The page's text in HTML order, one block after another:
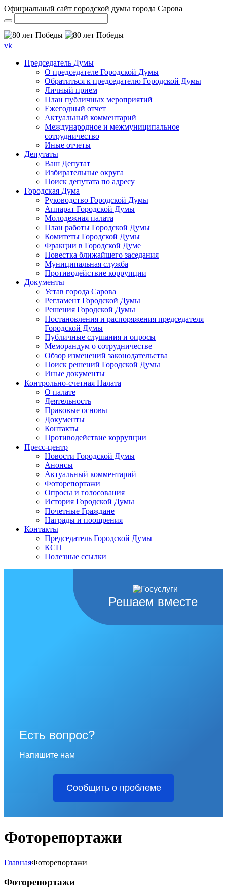
Официальный сайт городской думы города Сарова
vk
Председатель Думы
О председателе Городской Думы
Обратиться к председателю Городской Думы
Личный прием
План публичных мероприятий
Ежегодный отчет
Актуальный комментарий
Международное и межмуниципальное
сотрудничество
Иные отчеты
Депутаты
Ваш Депутат
Избирательные округа
Поиск депутата по адресу
Городская Дума
Руководство Городской Думы
Аппарат Городской Думы
Молодежная палата
План работы Городской Думы
Комитеты Городской Думы
Фракции в Городской Думе
Повестка ближайшего заседания
Муниципальная служба
Противодействие коррупции
Документы
Устав города Сарова
Регламент Городской Думы
Решения Городской Думы
Постановления и распоряжения председателя
Городской Думы
Публичные слушания и опросы
Меморандум о сотрудничестве
Обзор изменений законодательства
Поиск решений Городской Думы
Иные документы
Контрольно-счетная Палата
О палате
Деятельность
Правовые основы
Документы
Контакты
Противодействие коррупции
Пресс-центр
Новости Городской Думы
Анонсы
Актуальный комментарий
Фоторепортажи
Опросы и голосования
История Городской Думы
Почетные Граждане
Награды и поощрения
Контакты
Председатель Городской Думы
КСП
Полезные ссылки
Решаем вместе
Есть вопрос?
Напишите нам
Сообщить о проблеме
Фoторепортажи
ГлавнаяФoторепортажи
Фoторепортажи